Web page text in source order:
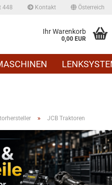
448 Kontakt Österreich
Ihr Warenkorb
0,00 EUR
» JCB Traktoren